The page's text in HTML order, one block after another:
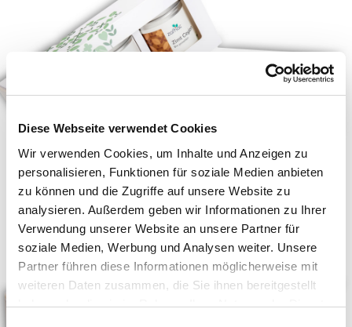
Diese Webseite verwendet Cookies
Wir verwenden Cookies, um Inhalte und Anzeigen zu
personalisieren, Funktionen für soziale Medien anbieten
zu können und die Zugriffe auf unsere Website zu
analysieren. Außerdem geben wir Informationen zu Ihrer
Verwendung unserer Website an unsere Partner für
soziale Medien, Werbung und Analysen weiter. Unsere
Partner führen diese Informationen möglicherweise mit
weiteren Daten zusammen, die Sie ihnen bereitgestellt
haben oder die sie im Rahmen Ihrer Nutzung der Dienste